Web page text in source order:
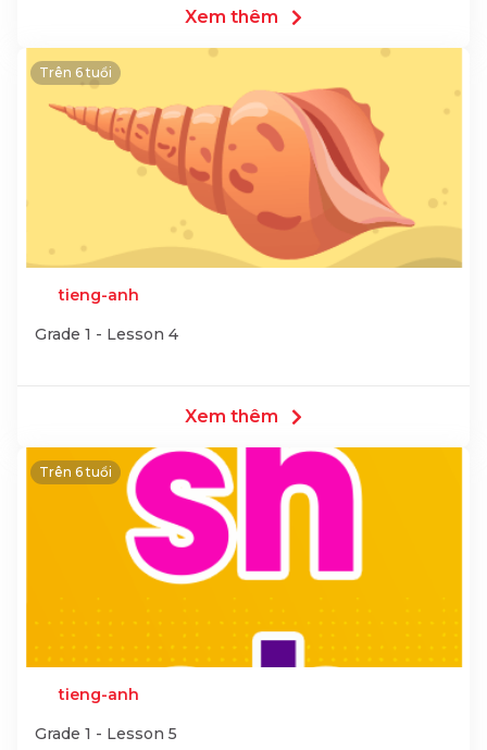
Xem thêm
Trên 6 tuổi
tieng-anh
Grade 1 - Lesson 4
Xem thêm
Trên 6 tuổi
tieng-anh
Grade 1 - Lesson 5